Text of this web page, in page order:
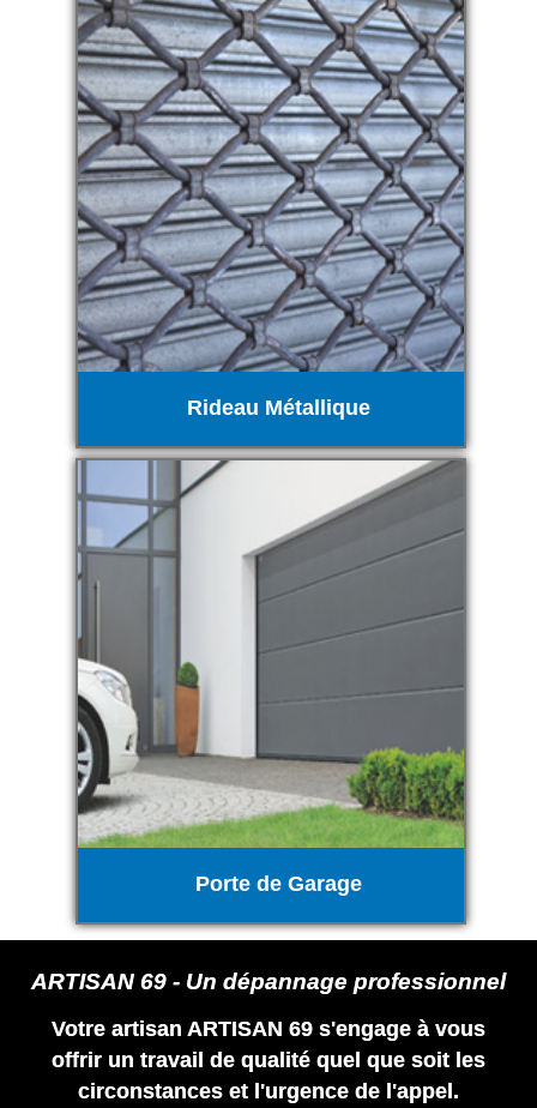
Rideau Métallique
Porte de Garage
ARTISAN 69 - Un dépannage professionnel
Votre artisan ARTISAN 69 s'engage à vous
offrir un travail de qualité quel que soit les
circonstances et l'urgence de l'appel.